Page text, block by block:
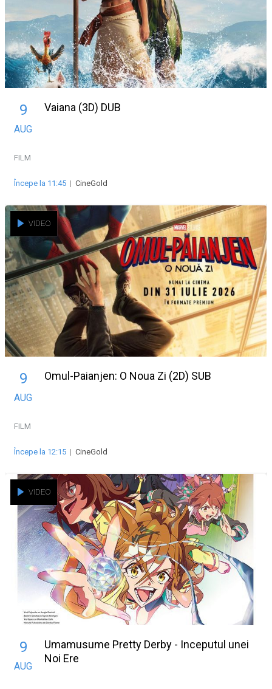
9
AUG
Vaiana (3D) DUB
FILM
Începe la 11:45 | CineGold
VIDEO
9
AUG
Omul-Paianjen: O Noua Zi (2D) SUB
FILM
Începe la 12:15 | CineGold
VIDEO
9
AUG
Umamusume Pretty Derby - Inceputul unei
Noi Ere